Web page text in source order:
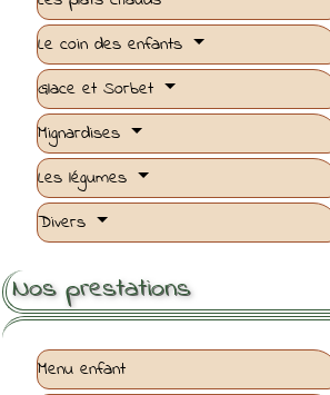
Le coin des enfants
Glace et Sorbet
Mignardises
Les légumes
Divers
Nos prestations
Menu enfant